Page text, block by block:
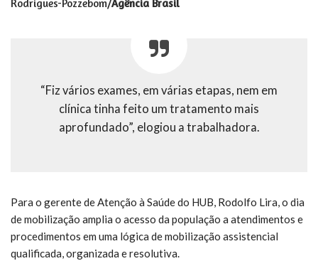
Rodrigues-Pozzebom/Agência Brasil
“Fiz vários exames, em várias etapas, nem em
clínica tinha feito um tratamento mais
aprofundado”, elogiou a trabalhadora.
Para o gerente de Atenção à Saúde do HUB, Rodolfo Lira, o dia
de mobilização amplia o acesso da população a atendimentos e
procedimentos em uma lógica de mobilização assistencial
qualificada, organizada e resolutiva.